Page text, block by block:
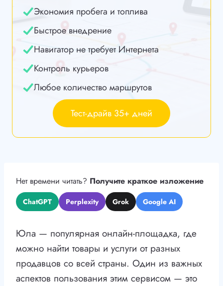
Экономия пробега и топлива
Быстрое внедрение
Навигатор не требует Интернета
Контроль курьеров
Любое количество маршрутов
Тест-драйв 35+ дней
Нет времени читать? Получите краткое изложение
ChatGPT Perplexity Grok Google AI
Юла — популярная онлайн-площадка, где
можно найти товары и услуги от разных
продавцов со всей страны. Один из важных
аспектов пользования этим сервисом — это